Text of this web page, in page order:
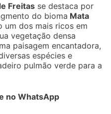
Freitas se destaca por
do bioma Mata
um dos mais ricos em
vegetação densa
paisagem encantadora,
espécies e
pulmão verde para a
no WhatsApp